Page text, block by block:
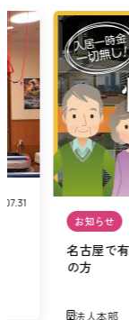
お知らせ
名古屋で
の方
法人本部